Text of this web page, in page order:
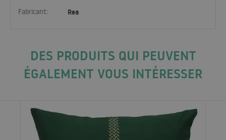
Fabricant: Rea
DES PRODUITS QUI PEUVENT
ÉGALEMENT VOUS INTÉRESSER